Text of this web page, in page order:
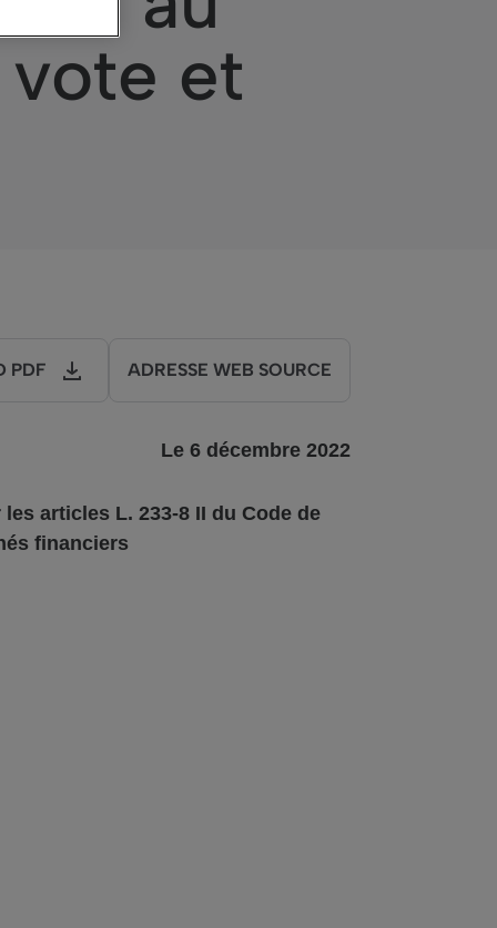
et
PDF ADRESSE WEB SOURCE
Le 6 décembre 2022
les articles L. 233-8 II du Code de
financiers